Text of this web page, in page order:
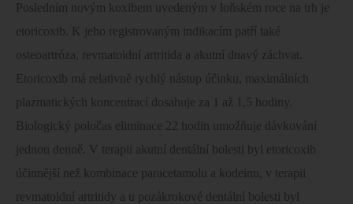
Posledním novým koxibem uvedeným v loňském roce na trh je
etoricoxib. K jeho registrovaným indikacím patří také
osteoartróza, revmatoidní artritida a akutní dnavý záchvat.
Etoricoxib má relativně rychlý nástup účinku, maximálních
plazmatických koncentrací dosahuje za 1 až 1,5 hodiny.
Biologický poločas eliminace 22 hodin umožňuje dávkování
jednou denně. V terapii akutní dentální bolesti byl etoricoxib
účinnější než kombinace paracetamolu a kodeinu, v terapii
revmatoidní artritidy a u pozákrokové dentální bolesti byl